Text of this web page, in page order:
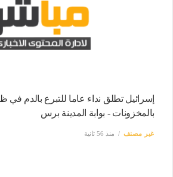
إسرائيل تطلق نداء عاما للتبرع بالدم في
بالمخزونات - بوابة المدينة برس
غير مصنف منذ 56 ثانية